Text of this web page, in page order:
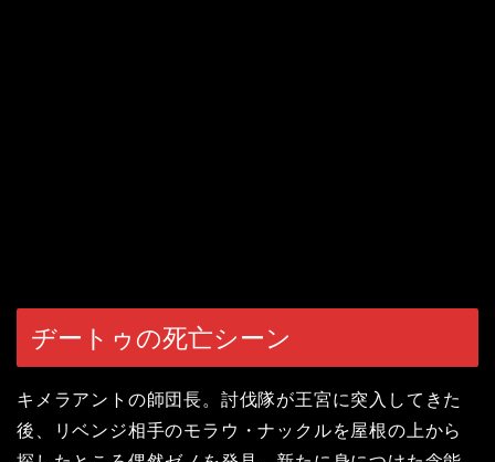
ヂートゥの死亡シーン
キメラアントの師団長。討伐隊が王宮に突入してきた
後、リベンジ相手のモラウ・ナックルを屋根の上から